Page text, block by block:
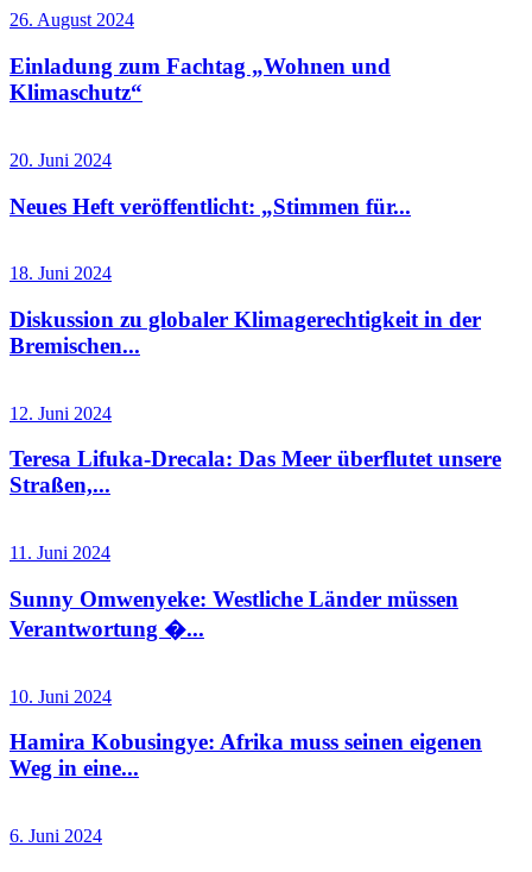
26. August 2024
Einladung zum Fachtag „Wohnen und
Klimaschutz“
20. Juni 2024
Neues Heft veröffentlicht: „Stimmen für...
18. Juni 2024
Diskussion zu globaler Klimagerechtigkeit in der
Bremischen...
12. Juni 2024
Teresa Lifuka-Drecala: Das Meer überflutet unsere
Straßen,...
11. Juni 2024
Sunny Omwenyeke: Westliche Länder müssen
Verantwortung �...
10. Juni 2024
Hamira Kobusingye: Afrika muss seinen eigenen
Weg in eine...
6. Juni 2024